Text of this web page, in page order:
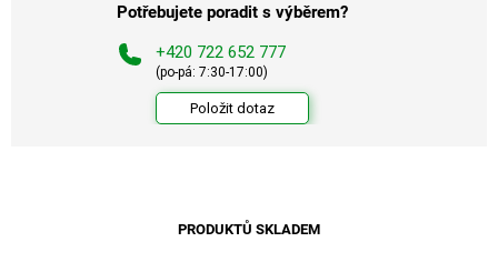
Potřebujete poradit s výběrem?
+420 722 652 777
(po-pá: 7:30-17:00)
Položit dotaz
PRODUKTŮ SKLADEM